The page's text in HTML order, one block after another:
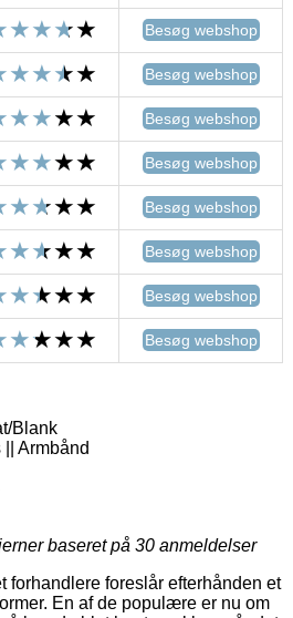
Besøg webshop
Besøg webshop
Besøg webshop
Besøg webshop
Besøg webshop
Besøg webshop
Besøg webshop
Besøg webshop
Blank
Armbånd
baseret på 30 anmeldelser
forhandlere foreslår efterhånden et
En af de populære er nu om